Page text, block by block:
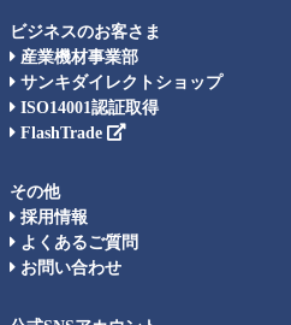
ビジネスのお客さま
産業機材事業部
サンキダイレクトショップ
ISO14001認証取得
FlashTrade
その他
採用情報
よくあるご質問
お問い合わせ